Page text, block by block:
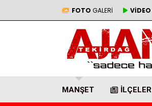
FOTO GALERİ VİDEO
MANŞET İLÇELER